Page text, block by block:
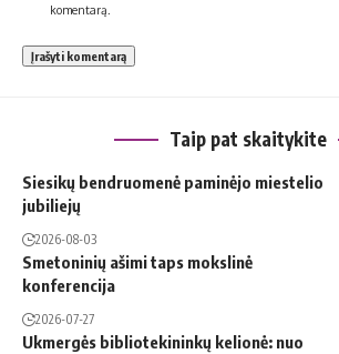
komentarą.
Taip pat skaitykite
Siesikų bendruomenė paminėjo miestelio
jubiliejų
2026-08-03
Smetoninių ašimi taps mokslinė
konferencija
2026-07-27
Ukmergės bibliotekininkų kelionė: nuo